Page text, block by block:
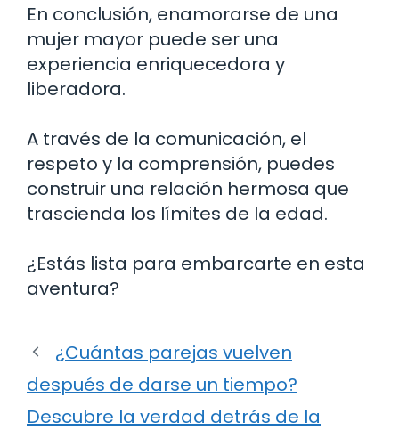
En conclusión, enamorarse de una
mujer mayor puede ser una
experiencia enriquecedora y
liberadora.
A través de la comunicación, el
respeto y la comprensión, puedes
construir una relación hermosa que
trascienda los límites de la edad.
¿Estás lista para embarcarte en esta
aventura?
¿Cuántas parejas vuelven
después de darse un tiempo?
Descubre la verdad detrás de la